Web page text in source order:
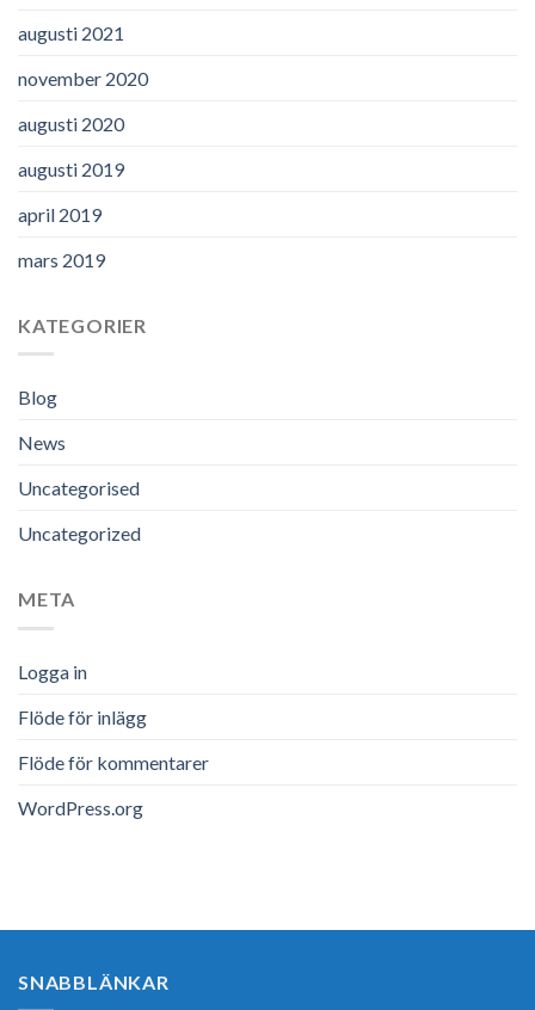
augusti 2021
november 2020
augusti 2020
augusti 2019
april 2019
mars 2019
KATEGORIER
Blog
News
Uncategorised
Uncategorized
META
Logga in
Flöde för inlägg
Flöde för kommentarer
WordPress.org
SNABBLÄNKAR